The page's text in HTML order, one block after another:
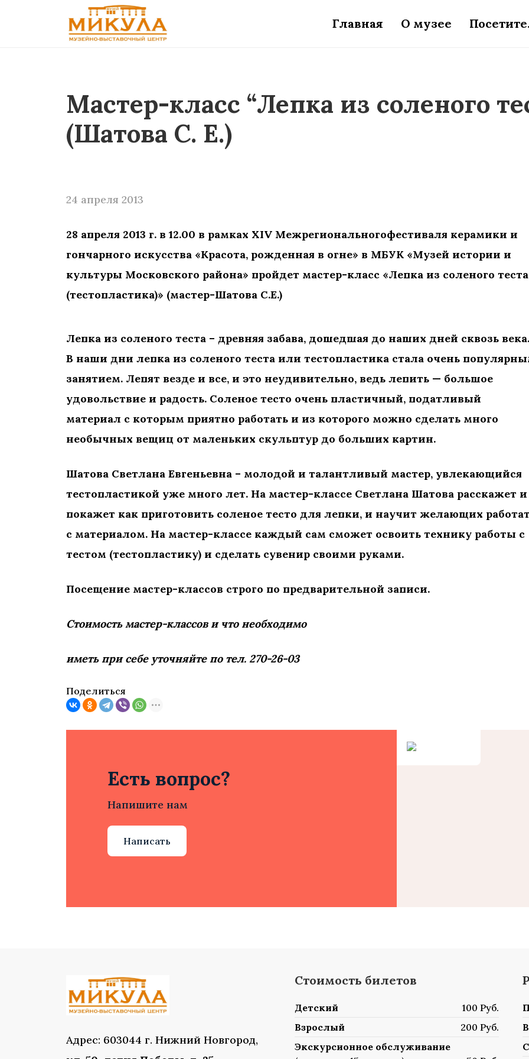
Главная О музее
Мастер-класс “Лепка из соленого
(Шатова С. Е.)
24 апреля 2013
28 апреля 2013 г. в 12.00 в рамках XIV Межрегиональногофестиваля керамики и
гончарного искусства «Красота, рожденная в огне» в МБУК «Музей истории и
культуры Московского района» пройдет мастер-класс «Лепка из соленого теста
(тестопластика)» (мастер-Шатова С.Е.)
Лепка из соленого теста – древняя забава, дошедшая до наших дней сквозь века.
В наши дни лепка из соленого теста или тестопластика стала очень
занятием. Лепят везде и все, и это неудивительно, ведь лепить — большое
удовольствие и радость. Соленое тесто очень пластичный, податливый
материал с которым приятно работать и из которого можно сделать много
необычных вещиц от маленьких скульптур до больших картин.
Шатова Светлана Евгеньевна – молодой и талантливый мастер, увлекающийся
тестопластикой уже много лет. На мастер-классе Светлана Шатова расскажет и
покажет как приготовить соленое тесто для лепки, и научит желающих
с материалом. На мастер-классе каждый сам сможет освоить технику работы с
тестом (тестопластику) и сделать сувенир своими руками.
Посещение мастер-классов строго по предварительной записи.
Стоимость мастер-классов и что необходимо
иметь при себе уточняйте по тел. 270-26-03
Поделиться
Есть вопрос?
Напишите нам
Написать
Адрес: 603044 г. Нижний Новгород,
Стоимость билетов
Детский
100 Руб.
Взрослый
200 Руб.
Экскурсионное обслуживание